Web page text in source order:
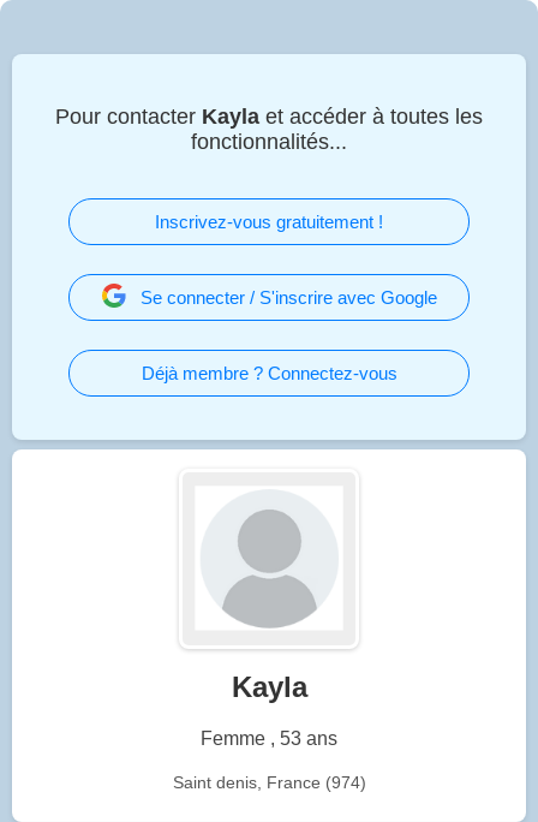
Pour contacter Kayla et accéder à toutes les
fonctionnalités...
Inscrivez-vous gratuitement !
Se connecter / S'inscrire avec Google
Déjà membre ? Connectez-vous
Kayla
Femme , 53 ans
Saint denis, France (974)